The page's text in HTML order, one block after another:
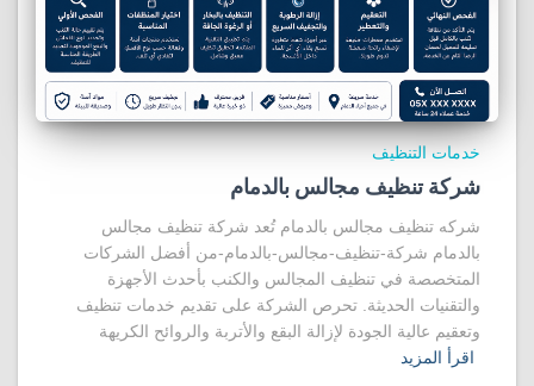
خدمات التنظيف
شركة تنظيف مجالس بالدمام
شركه تنظيف مجالس بالدمام تُعد شركة تنظيف مجالس
بالدمام شركة-تنظيف-مجالس-بالدمام-من أفضل الشركات
المتخصصة في تنظيف المجالس والكنب بأحدث الأجهزة
والتقنيات الحديثة. تحرص الشركة على تقديم خدمات تنظيف
وتعقيم عالية الجودة لإزالة البقع والأتربة والروائح الكريهة
اقرأ المزيد